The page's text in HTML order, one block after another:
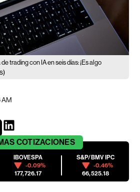
trading con IA en seis días: ¡Es algo
AM
COTIZACIONES
IBOVESPA
-0.09%
177,726.17
S&P/BMV IPC
-0.46%
66,525.18